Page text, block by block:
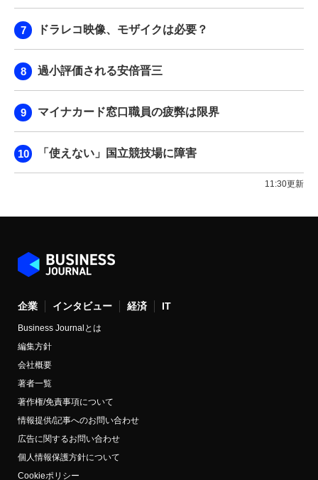
ドラレコ映像、モザイクは必要？
過小評価される安倍晋三
マイナカード窓口職員の疲弊は限界
「使えない」国立競技場に障害
11:30更新
企業 インタビュー 経済 IT
Business Journalとは
編集方針
会社概要
著者一覧
著作権/免責事項について
情報提供/記事へのお問い合わせ
広告に関するお問い合わせ
個人情報保護方針について
Cookieポリシー